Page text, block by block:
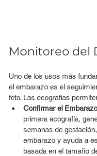
Monitoreo del
Uno de los usos más
el embarazo es el
feto. Las ecografías
Confirmar el
primera ecografía,
semanas de
embarazo y ayuda a
basada en el tamaño